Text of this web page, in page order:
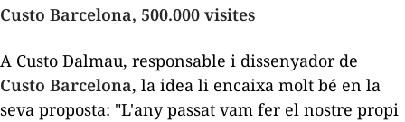
Custo Barcelona, ​​500.000 visites
A Custo Dalmau, responsable i dissenyador de
Custo Barcelona, ​​la idea li encaixa molt bé en la
seva proposta: "L'any passat vam fer el nostre propi